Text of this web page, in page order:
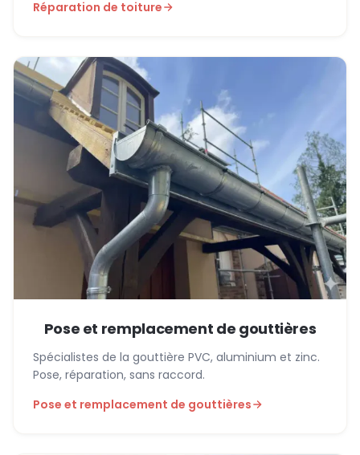
Réparation de toiture
Pose et remplacement de gouttières
Spécialistes de la gouttière PVC, aluminium et zinc.
Pose, réparation, sans raccord.
Pose et remplacement de gouttières